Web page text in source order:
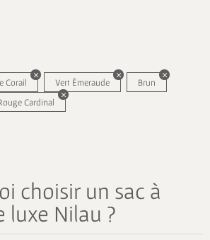
Corail Vert Émeraude
Brun
Cardinal
choisir un sac à
luxe Nilau ?